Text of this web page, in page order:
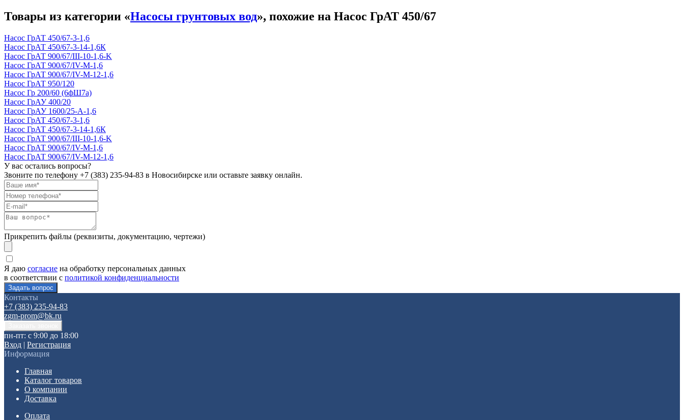
Товары из категории «Насосы грунтовых вод», похожие на Насос ГрАТ 450/67
Насос ГрАТ 450/67-3-1,6
Насос ГрАТ 450/67-3-14-1,6К
Насос ГрАТ 900/67/III-10-1,6-K
Насос ГрАТ 900/67/IV-М-1,6
Насос ГрАТ 900/67/IV-М-12-1,6
Насос ГрАТ 950/120
Насос Гр 200/60 (6фШ7а)
Насос ГрАУ 400/20
Насос ГрАУ 1600/25-А-1,6
Насос ГрАТ 450/67-3-1,6
Насос ГрАТ 450/67-3-14-1,6К
Насос ГрАТ 900/67/III-10-1,6-K
Насос ГрАТ 900/67/IV-М-1,6
Насос ГрАТ 900/67/IV-М-12-1,6
У вас остались вопросы?
Звоните по телефону +7 (383) 235-94-83 в Новосибирске или оставьте заявку онлайн.
Прикрепить файлы (реквизиты, документацию, чертежи)
Я даю согласие на обработку персональных данных
в соответствии с политикой конфиденциальности
Контакты
+7 (383) 235-94-83
zgm-prom@bk.ru
пн-пт: с 9:00 до 18:00
Вход | Регистрация
Информация
Главная
Каталог товаров
О компании
Доставка
Оплата